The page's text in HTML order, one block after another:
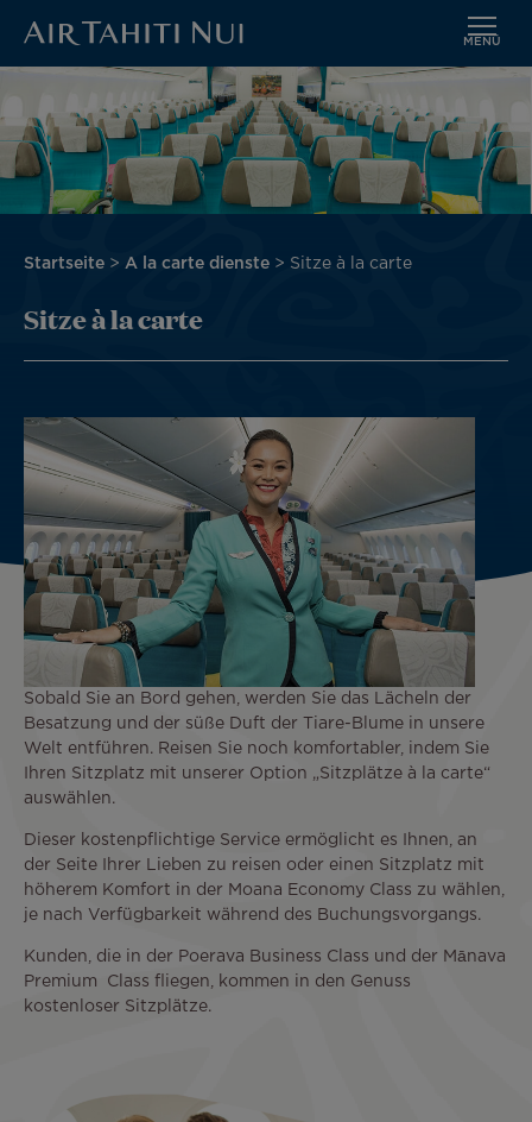
wechseln
MENÜ
Pfadnavigation
Startseite A la carte dienste Sitze à la carte
Sitze à la carte
Sobald Sie an Bord gehen, werden Sie das Lächeln der
Besatzung und der süße Duft der Tiare-Blume in unsere
Welt entführen. Reisen Sie noch komfortabler, indem Sie
Ihren Sitzplatz mit unserer Option „Sitzplätze à la carte“
auswählen.
Dieser kostenpflichtige Service ermöglicht es Ihnen, an
der Seite Ihrer Lieben zu reisen oder einen Sitzplatz mit
höherem Komfort in der Moana Economy Class zu wählen,
je nach Verfügbarkeit während des Buchungsvorgangs.
Kunden, die in der Poerava Business Class und der Mānava
Premium Class fliegen, kommen in den Genuss
kostenloser Sitzplätze.